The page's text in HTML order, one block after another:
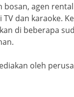
agen
dan karaoke.
di beberapa
oleh